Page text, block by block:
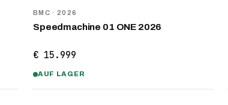
BMC · 2026
Speedmachine 01 ONE 2026
€ 15.999
AUF LAGER